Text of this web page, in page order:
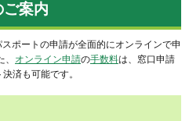
案内
ポートの申請が全面的にオンラインで申
オンライン申請の手数料は、窓口申請
済も可能です。